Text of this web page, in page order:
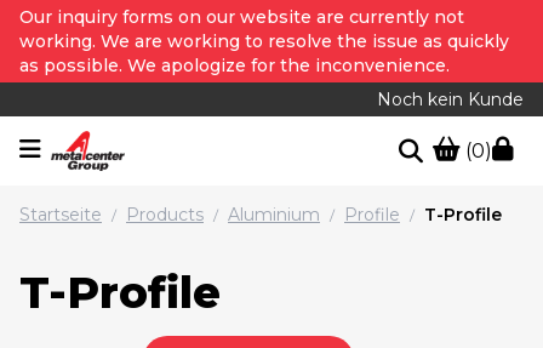
Our inquiry forms on our website are currently not
working. We are working to resolve the issue as quickly
as possible. We apologize for the inconvenience.
Noch kein Kunde
(0)
Startseite / Products / Aluminium / Profile / T-Profile
T-Profile